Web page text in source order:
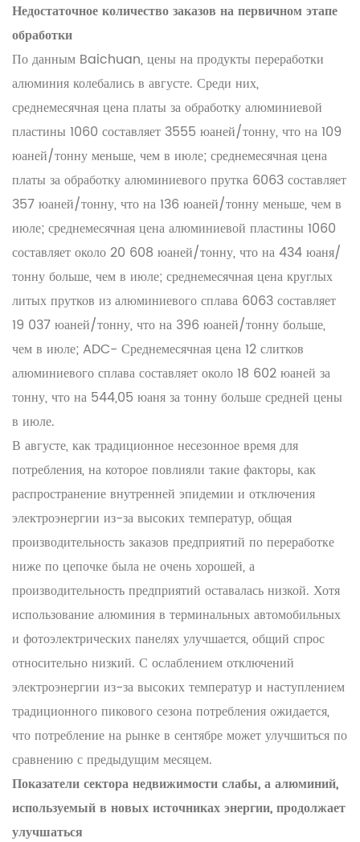
Недостаточное количество заказов на первичном этапе
обработки
По данным Baichuan, цены на продукты переработки
алюминия колебались в августе. Среди них,
среднемесячная цена платы за обработку алюминиевой
пластины 1060 составляет 3555 юаней/тонну, что на 109
юаней/тонну меньше, чем в июле; среднемесячная цена
платы за обработку алюминиевого прутка 6063 составляет
357 юаней/тонну, что на 136 юаней/тонну меньше, чем в
июле; среднемесячная цена алюминиевой пластины 1060
составляет около 20 608 юаней/тонну, что на 434 юаня/
тонну больше, чем в июле; среднемесячная цена круглых
литых прутков из алюминиевого сплава 6063 составляет
19 037 юаней/тонну, что на 396 юаней/тонну больше,
чем в июле; ADC- Среднемесячная цена 12 слитков
алюминиевого сплава составляет около 18 602 юаней за
тонну, что на 544,05 юаня за тонну больше средней цены
в июле.
В августе, как традиционное несезонное время для
потребления, на которое повлияли такие факторы, как
распространение внутренней эпидемии и отключения
электроэнергии из-за высоких температур, общая
производительность заказов предприятий по переработке
ниже по цепочке была не очень хорошей, а
производительность предприятий оставалась низкой. Хотя
использование алюминия в терминальных автомобильных
и фотоэлектрических панелях улучшается, общий спрос
относительно низкий. С ослаблением отключений
электроэнергии из-за высоких температур и наступлением
традиционного пикового сезона потребления ожидается,
что потребление на рынке в сентябре может улучшиться по
сравнению с предыдущим месяцем.
Показатели сектора недвижимости слабы, а алюминий,
используемый в новых источниках энергии, продолжает
улучшаться